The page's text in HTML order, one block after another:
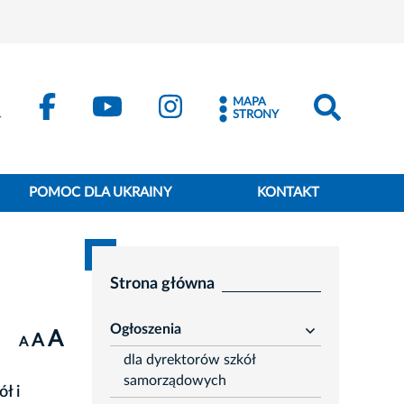
MAPA
STRONY
POMOC DLA UKRAINY KONTAKT
A A A
i
Strona główna
Ogłoszenia
rozwiń
dla dyrektorów szkół
samorządowych